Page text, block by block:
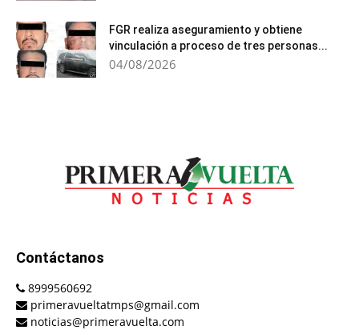
FGR realiza aseguramiento y obtiene
vinculación a proceso de tres personas...
04/08/2026
Contáctanos
8999560692
primeravueltatmps@gmail.com
noticias@primeravuelta.com